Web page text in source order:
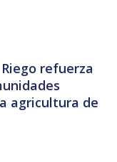
refuerza
agricultura de